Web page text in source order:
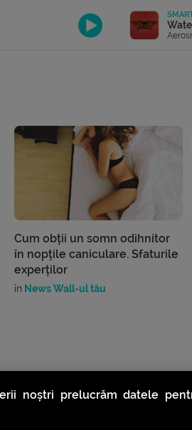
Cum obții un somn odihnitor
în nopțile caniculare. Sfaturile
experților
în News Wall-ul tău
noștri prelucrăm datele